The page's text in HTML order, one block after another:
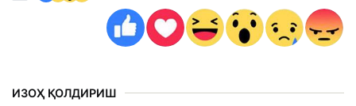
ИЗОҲ ҚОЛДИРИШ